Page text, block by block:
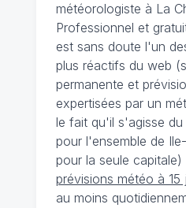
météorologiste à La
Professionnel et
est sans doute l'un
plus réactifs du web
permanente et
expertisées par un
le fait qu'il s'agisse
pour l'ensemble de
pour la seule
prévisions météo à 15
au moins